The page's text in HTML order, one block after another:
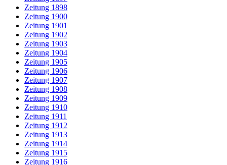
Zeitung 1898
Zeitung 1900
Zeitung 1901
Zeitung 1902
Zeitung 1903
Zeitung 1904
Zeitung 1905
Zeitung 1906
Zeitung 1907
Zeitung 1908
Zeitung 1909
Zeitung 1910
Zeitung 1911
Zeitung 1912
Zeitung 1913
Zeitung 1914
Zeitung 1915
Zeitung 1916